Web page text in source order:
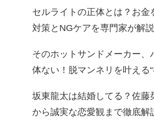
セルライトの正体とは？お金
対策とNGケアを専門家が解説
そのホットサンドメーカー、
体ない！脱マンネリを叶える
坂東龍太は結婚してる？佐藤
から誠実な恋愛観まで徹底解